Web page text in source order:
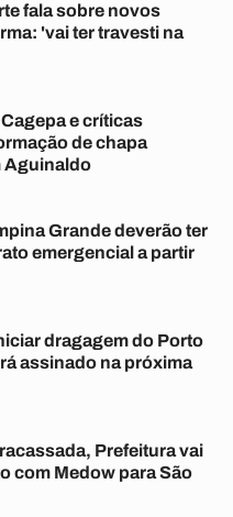
fala sobre novos
'vai ter travesti na
e críticas
de chapa
Aguinaldo
Grande deverão ter
emergencial a partir
dragagem do Porto
assinado na próxima
Prefeitura vai
com Medow para São